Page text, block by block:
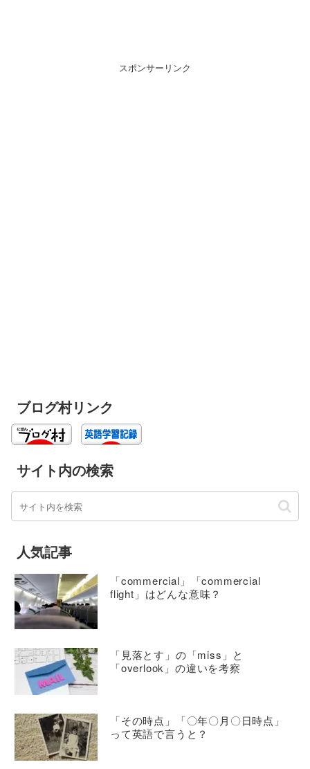
スポンサーリンク
ブログ村リンク
サイト内の検索
人気記事
「commercial」「commercial
flight」はどんな意味？
「見落とす」の「miss」と
「overlook」の違いを考察
「その時点」「〇年〇月〇日時点」
って英語で言うと？